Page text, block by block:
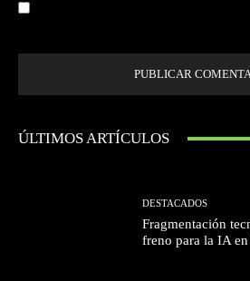
ÚLTIMOS ARTÍCULOS
DESTACADOS
Fragmentación
freno para la IA